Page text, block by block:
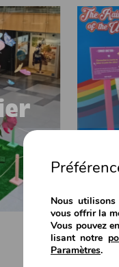
Nous
vous offrir la
Vous pouvez
lisant notre
Paramètres.